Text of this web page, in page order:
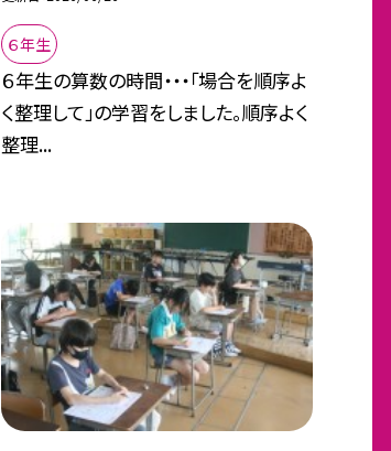
６年生
６年生の算数の時間・・・「場合を順序よ
く整理して」の学習をしました。順序よく
整理...